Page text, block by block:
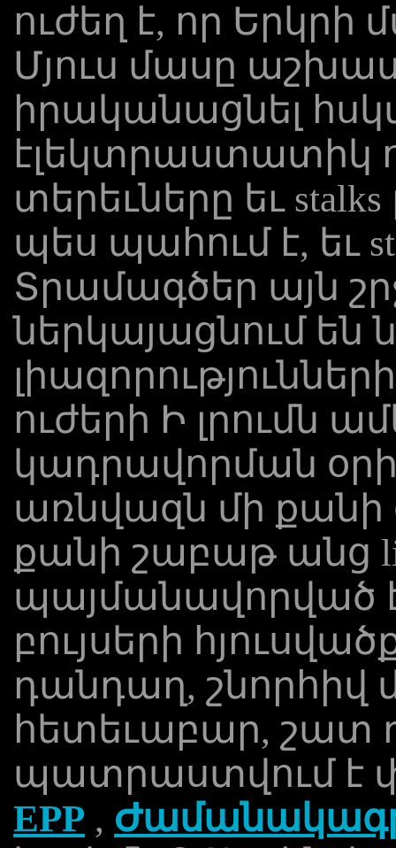
ուժեղ է, որ
Մյուս մասը
իրականացնել
էլեկտրաստատիկ
տերեւները եւ
պես պահում է, եւ
Տրամագծեր այն
ներկայացնում են
ուժերի Ի լրումն
կադրավորման
առնվազն մի քանի
քանի շաբաթ անց
պայմանավորված
բույսերի
դանդաղ, շնորհիվ
հետեւաբար, շատ
պատրաստվում է
EPP ,